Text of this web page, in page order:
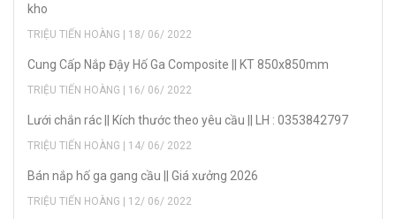
kho
TRIỆU TIẾN HOÀNG | 18/ 06/ 2022
Cung Cấp Nắp Đậy Hố Ga Composite || KT 850x850mm
TRIỆU TIẾN HOÀNG | 16/ 06/ 2022
Lưới chắn rác || Kích thước theo yêu cầu || LH : 0353842797
TRIỆU TIẾN HOÀNG | 14/ 06/ 2022
Bán nắp hố ga gang cầu || Giá xưởng 2026
TRIỆU TIẾN HOÀNG | 12/ 06/ 2022